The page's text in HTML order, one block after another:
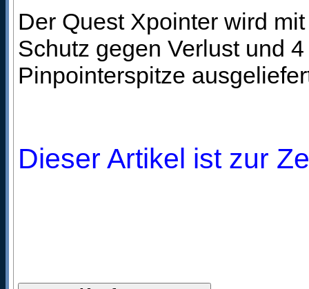
Der Quest Xpointer wird
Schutz gegen Verlust und
Pinpointerspitze
Dieser Artikel ist zur